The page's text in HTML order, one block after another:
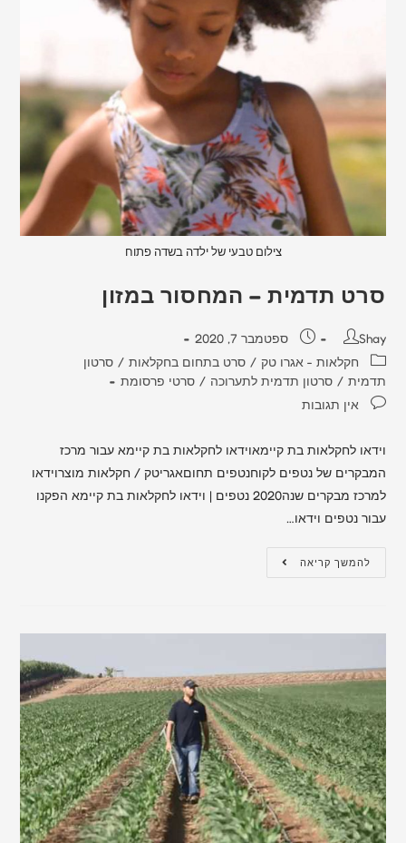
צילום טבעי של ילדה בשדה פתוח
סרט תדמית – המחסור במזון
Shay
ספטמבר 7, 2020
חקלאות - אגרו טק / סרט בתחום בחקלאות / סרטון
תדמית / סרטון תדמית לתערוכה / סרטי פרסומת
אין תגובות
וידאו לחקלאות בת קיימאוידאו לחקלאות בת קיימא עבור מרכז
המבקרים של נטפים לקוחנטפים תחוםאגריטק / חקלאות מוצרוידאו
למרכז מבקרים שנה2020 נטפים | וידאו לחקלאות בת קיימא הפקנו
עבור נטפים וידאו…
להמשך קריאה